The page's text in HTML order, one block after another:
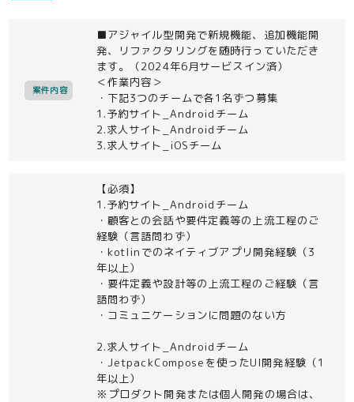
案件内容
■アジャイル型開発で新規機能、追加機能開
発、リファクタリングを随時行っていただき
ます。（2024年6月サービスイン済）
＜作業内容＞
・下記3つのチームで各1名ずつ募集
1.予約サイト_Androidチーム
2.求人サイト_Androidチーム
3.求人サイト_iOSチーム
【必須】
1.予約サイト_Androidチーム
・顧客との会話や要件定義等の上流工程のご
経験（言語問わず）
・kotlinでのネイティブアプリ開発経験（3
年以上）
・要件定義や設計等の上流工程のご経験（言
語問わず）
・コミュニケーションに問題のない方
2.求人サイト_Androidチーム
・JetpackComposeを使ったUI開発経験（1
年以上）
※プロダクト開発または個人開発の場合は、